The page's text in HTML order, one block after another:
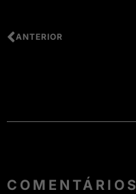
ANTERIOR
COMENTÁRIOS